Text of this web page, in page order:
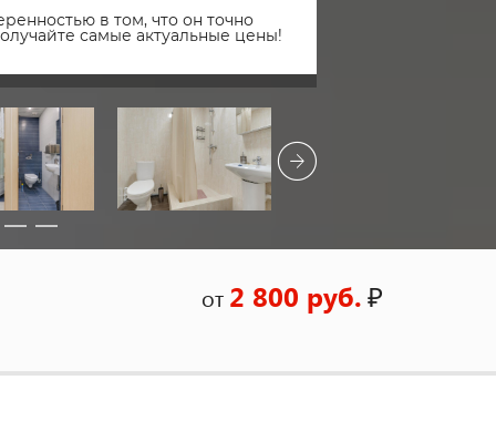
в том, что он точно
самые актуальные цены!
от 2 800 руб.₽